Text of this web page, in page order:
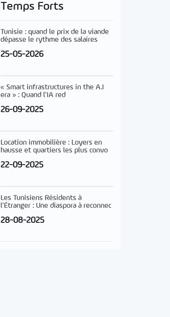
Temps Forts
Tunisie : quand le prix de la viande
dépasse le rythme des salaires
25-05-2026
« Smart infrastructures in the A.I
era » : Quand l’IA red
26-09-2025
Location immobilière : Loyers en
hausse et quartiers les plus convo
22-09-2025
Les Tunisiens Résidents à
l’Étranger : Une diaspora à reconnec
28-08-2025